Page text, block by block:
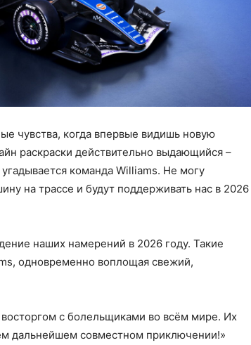
чувства, когда впервые видишь новую
раскраски действительно выдающийся –
команда Williams. Не могу
на трассе и будут поддерживать нас в 2026
наших намерений в 2026 году. Такие
одновременно воплощая свежий,
восторгом с болельщиками во всём мире. Их
дальнейшем совместном приключении!»